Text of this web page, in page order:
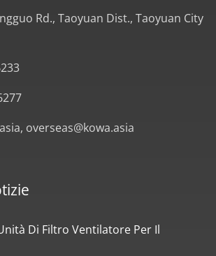
Rd., Taoyuan Dist., Taoyuan City
overseas@kowa.asia
Di Filtro Ventilatore Per Il